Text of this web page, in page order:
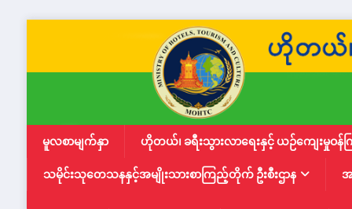
မူလစာမျက်နှာ
ဟိုတယ်၊ ခရီးသွားလာရေးနှင့် ယဉ်ကျေးမှုဝန်က
သမိုင်းသုတေသနနှင့်အမျိုးသားစာကြည့်တိုက် ဦးစီးဌာန